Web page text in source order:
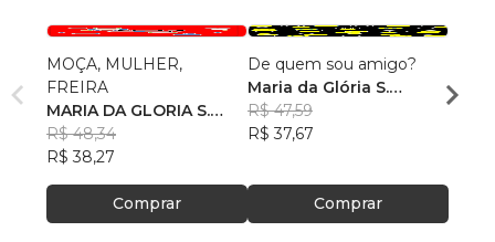
MOÇA, MULHER,
FREIRA
MARIA DA GLORIA S.
OLIVEIRA
R$ 48,34
R$ 38,27
Comprar
De quem sou amigo?
Maria da Glória S.
Oliveira
R$ 47,59
R$ 37,67
Comprar
R$